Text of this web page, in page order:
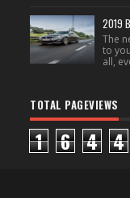
2019
The
to
all,
TOTAL PAGEVIEWS
1 6 4 4